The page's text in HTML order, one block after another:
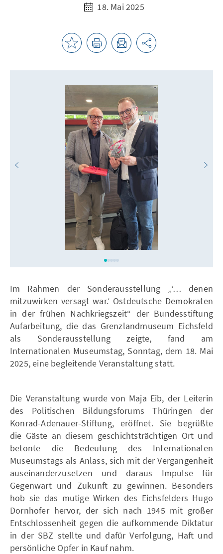
18. Mai 2025
Im Rahmen der Sonderausstellung „‘… denen
mitzuwirken versagt war.‘ Ostdeutsche Demokraten
in der frühen Nachkriegszeit“ der Bundesstiftung
Aufarbeitung, die das Grenzlandmuseum Eichsfeld
als Sonderausstellung zeigte, fand am
Internationalen Museumstag, Sonntag, dem 18. Mai
2025, eine begleitende Veranstaltung statt.
Die Veranstaltung wurde von Maja Eib, der Leiterin
des Politischen Bildungsforums Thüringen der
Konrad-Adenauer-Stiftung, eröffnet. Sie begrüßte
die Gäste an diesem geschichtsträchtigen Ort und
betonte die Bedeutung des Internationalen
Museumstags als Anlass, sich mit der Vergangenheit
auseinanderzusetzen und daraus Impulse für
Gegenwart und Zukunft zu gewinnen. Besonders
hob sie das mutige Wirken des Eichsfelders Hugo
Dornhofer hervor, der sich nach 1945 mit großer
Entschlossenheit gegen die aufkommende Diktatur
in der SBZ stellte und dafür Verfolgung, Haft und
persönliche Opfer in Kauf nahm.